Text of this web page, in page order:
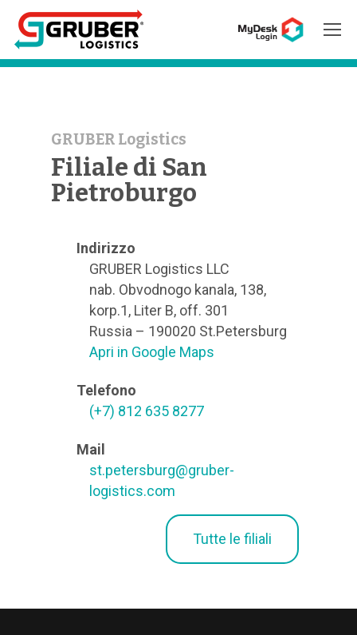
GRUBER Logistics
Filiale di San
Pietroburgo
Indirizzo
GRUBER Logistics LLC
nab. Obvodnogo kanala, 138,
korp.1, Liter B, off. 301
Russia – 190020 St.Petersburg
Apri in Google Maps
Telefono
(+7) 812 635 8277
Mail
st.petersburg@gruber-
logistics.com
Tutte le filiali